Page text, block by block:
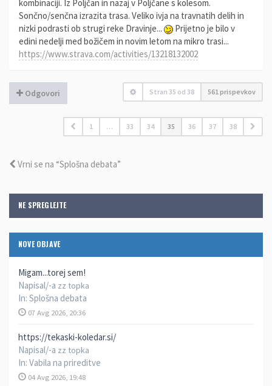
NE SPREGLEJTE
NOVE OBJAVE
Migam...torej sem!
Napisal/-a zz topka
In: Splošna debata
07 Avg 2026, 20:36
https://tekaski-koledar.si/
Napisal/-a zz topka
In: Vabila na prireditve
04 Avg 2026, 19:48
kombinaciji. Iz Poljčan in nazaj v Poljčane s kolesom.
Sončno/senčna izrazita trasa. Veliko ivja na travnatih delih in
nizki podrasti ob strugi reke Dravinje...
Prijetno je bilo v
edini nedelji med božičem in novim letom na mikro trasi...
https://www.strava.com/activities/13218132002
Odgovori Stran 35 od 38 561 prispevkov
1 … 33 34 35 36 37 38
Vrni se na “Splošna debata”